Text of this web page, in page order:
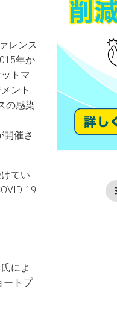
レンス
年か
トマ
ント
の感染
開催さ
てい
19
によ
ートプ